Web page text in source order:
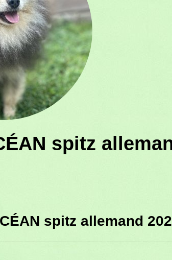
spitz
spitz allemand